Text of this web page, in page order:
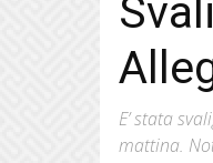
E’ stata
mattina.